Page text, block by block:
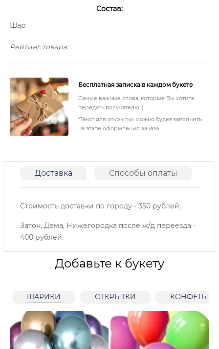
Состав:
Шар
Рейтинг товара:
Бесплатная записка в каждом букете
Самые важные слова, которые Вы хотите
передать получателю :)
*Текст для открытки можно будет заполнить
на этапе оформления заказа
Доставка Способы оплаты
Стоимость доставки по городу - 350 рублей;
Затон, Дема, Нижегородка после ж/д переезда -
400 рублей.
Добавьте к букету
ШАРИКИ ОТКРЫТКИ КОНФЕТЫ